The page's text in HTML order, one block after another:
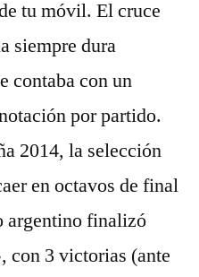
tu móvil. El cruce
siempre dura
contaba con un
por partido.
2014, la selección
en octavos de final
argentino finalizó
con 3 victorias (ante